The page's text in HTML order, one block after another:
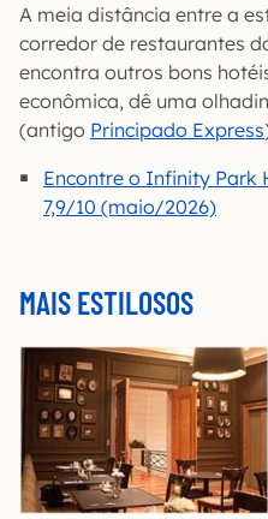
A meia distância entre a
corredor de restaurantes
encontra outros bons
econômica, dê uma
(antigo Principado Express
Encontre o Infinity Park
7,9/10 (maio/2026)
MAIS ESTILOSOS